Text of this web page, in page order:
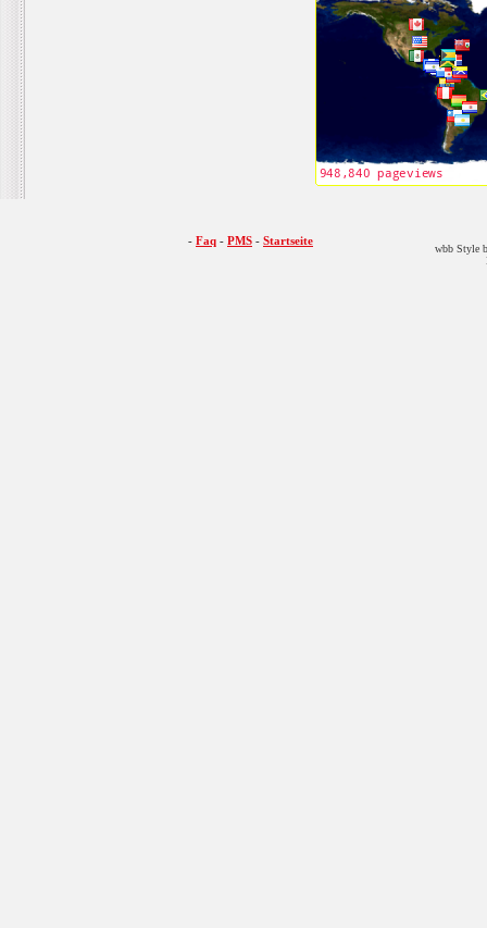
- Faq - PMS - Startseite
wbb Style